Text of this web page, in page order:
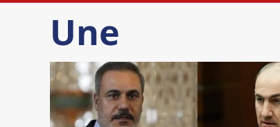
Une